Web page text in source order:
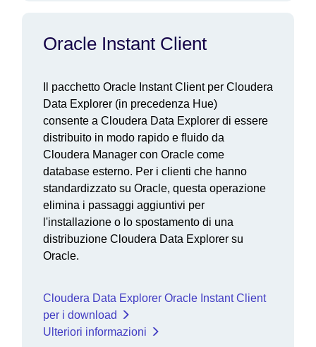
Oracle Instant Client
Il pacchetto Oracle Instant Client per Cloudera
Data Explorer (in precedenza Hue)
consente a Cloudera Data Explorer di essere
distribuito in modo rapido e fluido da
Cloudera Manager con Oracle come
database esterno. Per i clienti che hanno
standardizzato su Oracle, questa operazione
elimina i passaggi aggiuntivi per
l'installazione o lo spostamento di una
distribuzione Cloudera Data Explorer su
Oracle.
Cloudera Data Explorer Oracle Instant Client
per i download
Ulteriori informazioni